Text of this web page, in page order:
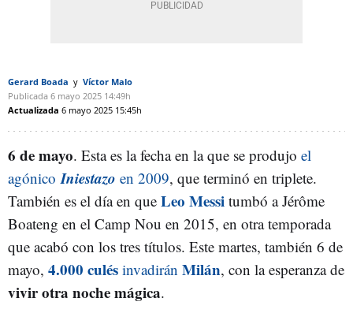
Gerard Boada
Víctor Malo
Publicada 6 mayo 2025 14:49h
Actualizada 6 mayo 2025 15:45h
6 de mayo. Esta es la fecha en la que se produjo el
agónicoIniestazo en 2009, que terminó en triplete.
También es el día en que Leo Messi tumbó a Jérôme
Boateng en el Camp Nou en 2015, en otra temporada
que acabó con los tres títulos. Este martes, también 6 de
mayo, 4.000 culés invadirán Milán, con la esperanza de
vivir otra noche mágica.